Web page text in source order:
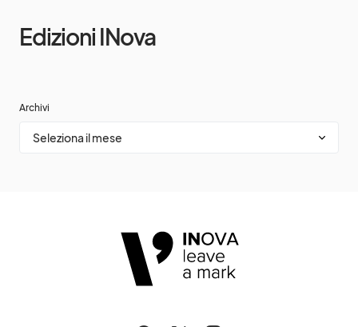
Edizioni INova
Archivi